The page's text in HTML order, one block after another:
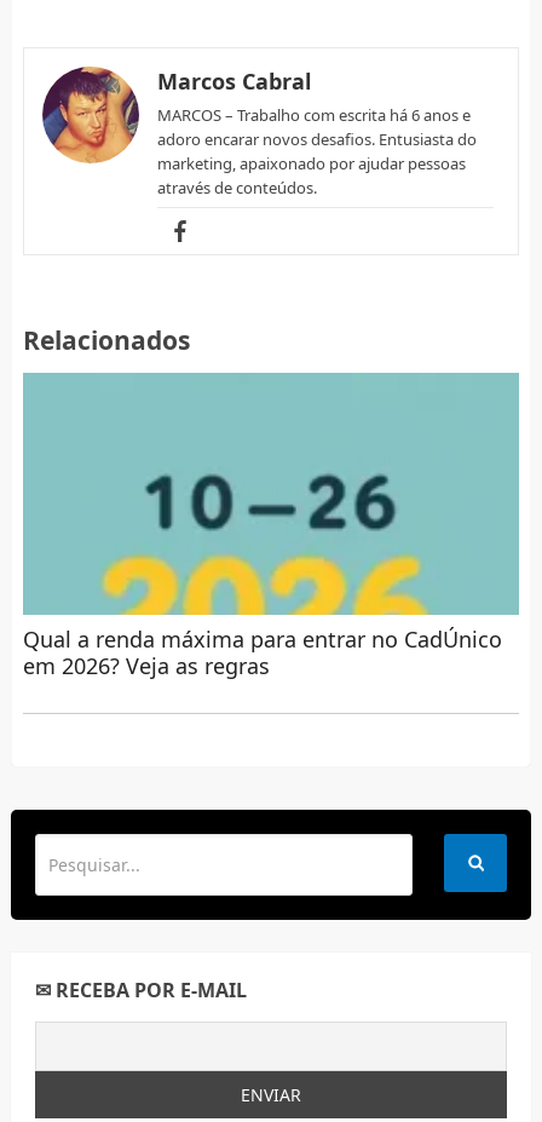
Marcos Cabral
MARCOS – Trabalho com escrita há 6 anos e
adoro encarar novos desafios. Entusiasta do
marketing, apaixonado por ajudar pessoas
através de conteúdos.
Relacionados
Qual a renda máxima para entrar no CadÚnico
em 2026? Veja as regras
✉ RECEBA POR E-MAIL